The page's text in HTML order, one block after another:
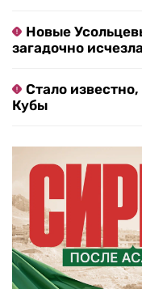
Новые
загадочно
Стало
Кубы